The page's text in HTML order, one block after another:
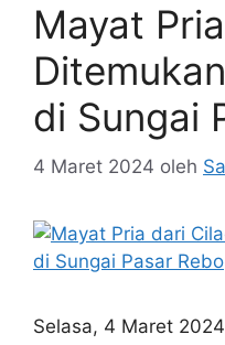
Mayat
di Sungai
4 Maret 2024 oleh
Selasa, 4 Maret